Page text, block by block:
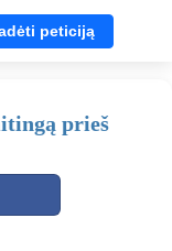
peticiją
prieš